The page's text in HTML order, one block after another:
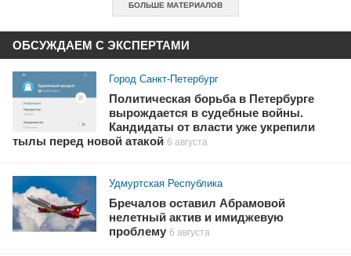
БОЛЬШЕ МАТЕРИАЛОВ
ОБСУЖДАЕМ С ЭКСПЕРТАМИ
Город Санкт-Петербург
Политическая борьба в Петербурге
вырождается в судебные войны.
Кандидаты от власти уже укрепили
тылы перед новой атакой 6 августа
Удмуртская Республика
Бречалов оставил Абрамовой
нелетный актив и имиджевую
проблему 6 августа